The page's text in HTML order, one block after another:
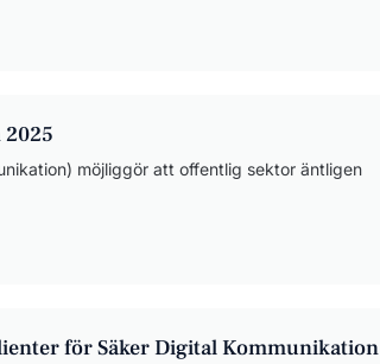
2025
möjliggör att offentlig sektor äntligen
för Säker Digital Kommunikation